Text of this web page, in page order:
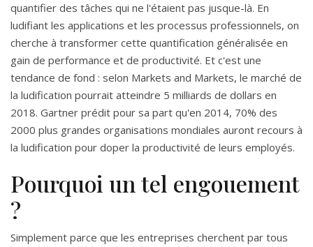
quantifier des tâches qui ne l'étaient pas jusque-là. En
ludifiant les applications et les processus professionnels, on
cherche à transformer cette quantification généralisée en
gain de performance et de productivité. Et c'est une
tendance de fond : selon Markets and Markets, le marché de
la ludification pourrait atteindre 5 milliards de dollars en
2018. Gartner prédit pour sa part qu'en 2014, 70% des
2000 plus grandes organisations mondiales auront recours à
la ludification pour doper la productivité de leurs employés.
Pourquoi un tel engouement
?
Simplement parce que les entreprises cherchent par tous